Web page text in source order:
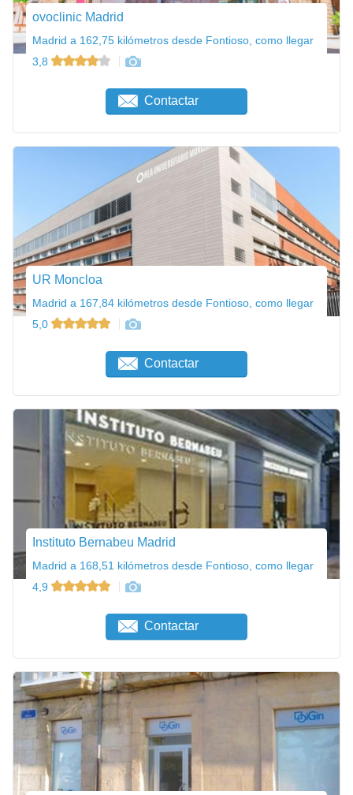
ovoclinic Madrid
Madrid a 162,75 kilómetros desde Fontioso, como llegar
3,8
Contactar
UR Moncloa
Madrid a 167,84 kilómetros desde Fontioso, como llegar
5,0
Contactar
Instituto Bernabeu Madrid
Madrid a 168,51 kilómetros desde Fontioso, como llegar
4,9
Contactar